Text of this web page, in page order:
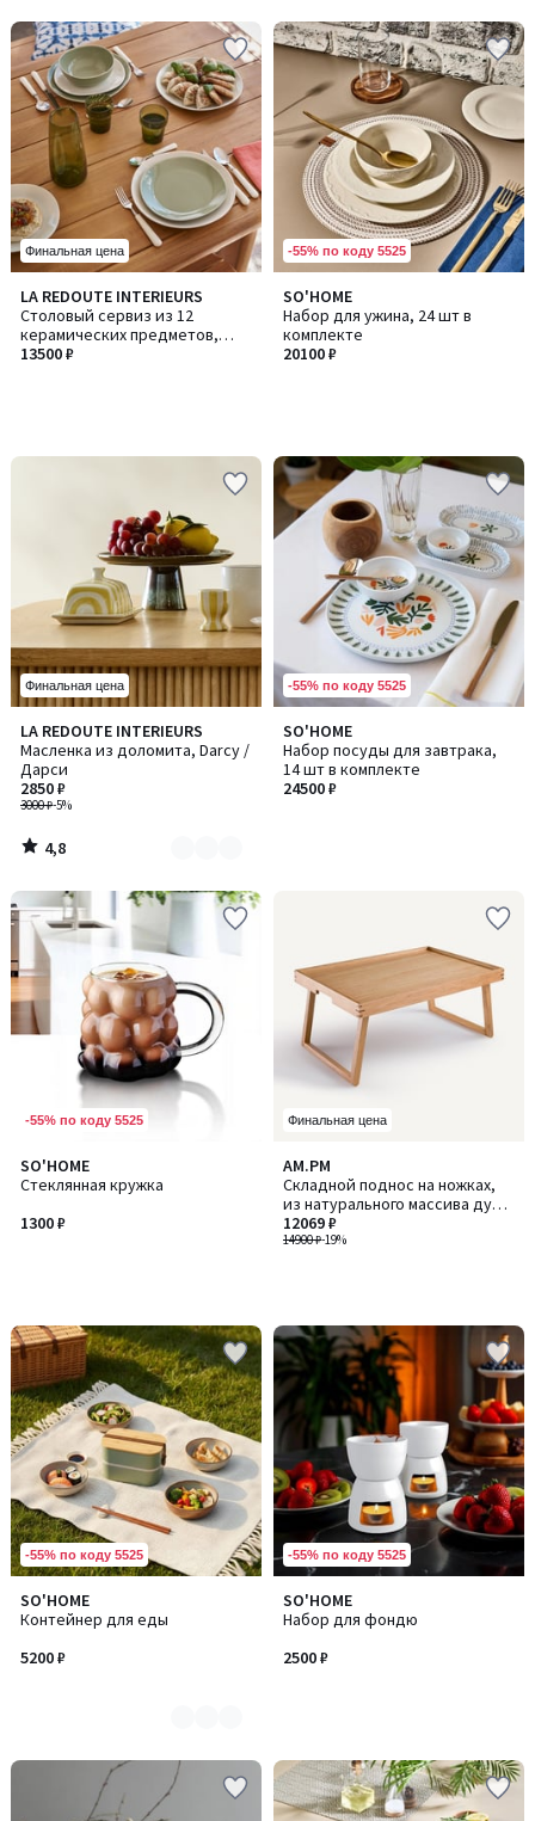
Финальная цена
LA REDOUTE INTERIEURS
Столовый сервиз из 12
керамических предметов,
SAMOA / САМОА
13500 ₽
-55% по коду 5525
SO'HOME
Набор для ужина, 24 шт в
комплекте
20100 ₽
Финальная цена
LA REDOUTE INTERIEURS
Масленка из доломита, Darcy /
Дарси
3000 ₽-5%
2850 ₽
4,8
/ 5
Количество
цветов:
2
4,8
/
-55% по коду 5525
SO'HOME
Набор посуды для завтрака,
14 шт в комплекте
24500 ₽
-55% по коду 5525
SO'HOME
Стеклянная кружка
1300 ₽
Финальная цена
AM.PM
Складной поднос на ножках,
из натурального массива дуба,
HIBASHI / ХИБАШИ
14900 ₽-19%
12069 ₽
-55% по коду 5525
SO'HOME
Контейнер для еды
5200 ₽
Количество
цветов:
2
-55% по коду 5525
SO'HOME
Набор для фондю
2500 ₽